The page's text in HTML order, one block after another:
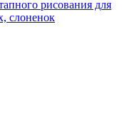
рисования для
слоненок